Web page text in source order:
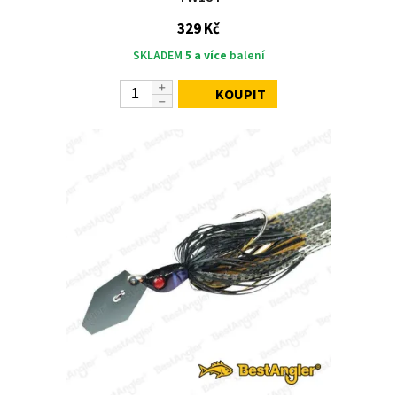
329 Kč
SKLADEM 5 a více balení
KOUPIT